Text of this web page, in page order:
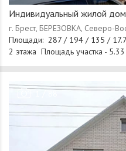
Индивидуальный жилой дом
/